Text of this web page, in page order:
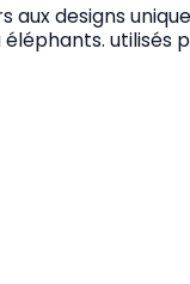
aux designs
utilisés